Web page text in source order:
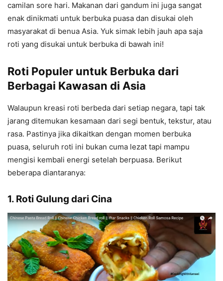
camilan sore hari. Makanan dari gandum ini juga sangat
enak dinikmati untuk berbuka puasa dan disukai oleh
masyarakat di benua Asia. Yuk simak lebih jauh apa saja
roti yang disukai untuk berbuka di bawah ini!
Roti Populer untuk Berbuka dari
Berbagai Kawasan di Asia
Walaupun kreasi roti berbeda dari setiap negara, tapi tak
jarang ditemukan kesamaan dari segi bentuk, tekstur, atau
rasa. Pastinya jika dikaitkan dengan momen berbuka
puasa, seluruh roti ini bukan cuma lezat tapi mampu
mengisi kembali energi setelah berpuasa. Berikut
beberapa diantaranya:
1. Roti Gulung dari Cina